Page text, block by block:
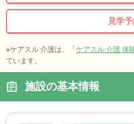
見学
※ケアスル 介護は、「ケアスル 介護 体
ています。
施設の基本情報